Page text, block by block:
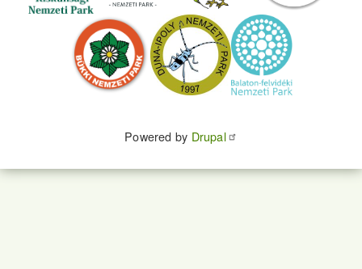
Powered by Drupal